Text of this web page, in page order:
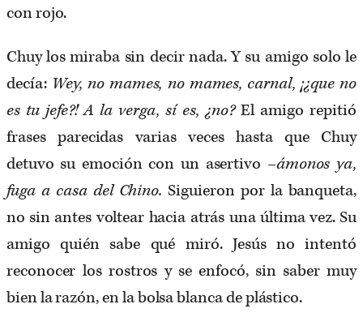
con rojo.
Chuy los miraba sin decir nada. Y su amigo solo le
decía: Wey, no mames, no mames, carnal, ¡¿que no
es tu jefe?! A la verga, sí es, ¿no?El amigo repitió
frases parecidas varias veces hasta que Chuy
detuvo su emoción con un asertivo –ámonos ya,
fuga a casa del Chino. Siguieron por la banqueta,
no sin antes voltear hacia atrás una última vez. Su
amigo quién sabe qué miró. Jesús no intentó
reconocer los rostros y se enfocó, sin saber muy
bien la razón, en la bolsa blanca de plástico.